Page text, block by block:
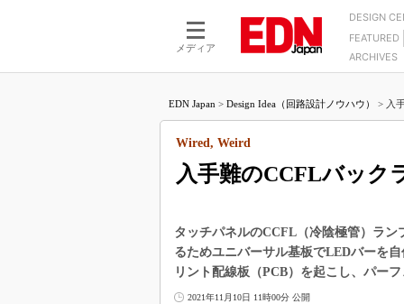
メディア
DESIGN
モーターLSI
FEATURED
つながるクルマ
エレクトロニクス入門
医療エレ（EE Times Japan）
製品解剖（EE Times Japan）
ARCHIVES
マイクロプロセッサ懐古
たった2つの式で始める
Wired, Weird
マイコン講座
Q&Aで学ぶマイコン講座
EDN Japan > Design Idea（回路設計ノウハウ） > 入
入手難のCCFLバック
Wired, Weird
タッチパネルのCCFL（冷陰極管）ラ
るためユニバーサル基板でLEDバーを
リント配線板（PCB）を起こし、パー
2021年11月10日 11時00分 公開